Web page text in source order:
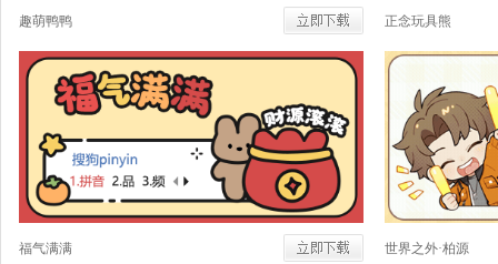
趣萌鸭鸭 正念玩具熊
福气满满 世界之外·柏源